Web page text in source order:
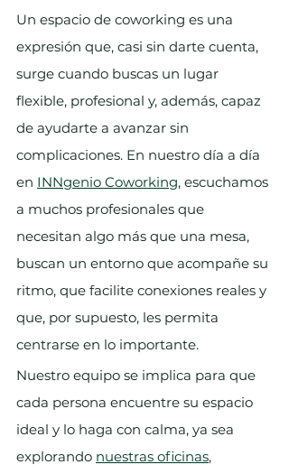
Un espacio de coworking es una
expresión que, casi sin darte cuenta,
surge cuando buscas un lugar
flexible, profesional y, además, capaz
de ayudarte a avanzar sin
complicaciones. En nuestro día a día
en INNgenio Coworking, escuchamos
a muchos profesionales que
necesitan algo más que una mesa,
buscan un entorno que acompañe su
ritmo, que facilite conexiones reales y
que, por supuesto, les permita
centrarse en lo importante.
Nuestro equipo se implica para que
cada persona encuentre su espacio
ideal y lo haga con calma, ya sea
explorando nuestras oficinas,